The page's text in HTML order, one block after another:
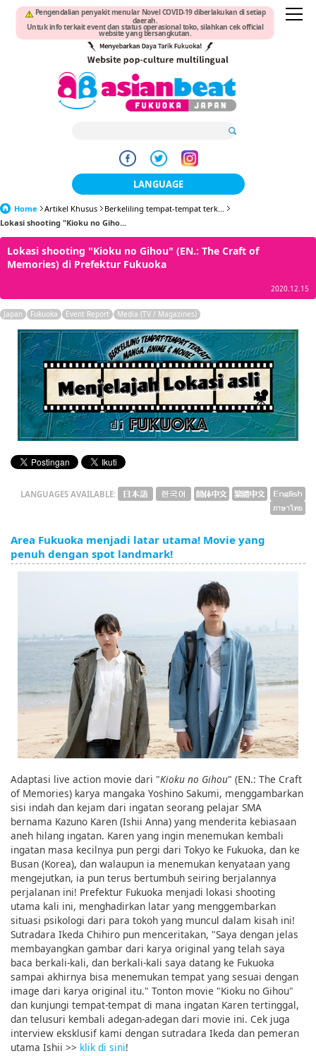
Pengendalian penyakit menular Novel COVID-19 diberlakukan di setiap
daerah.
Untuk info terkait event dan status operasional toko, silahkan cek official
website yang bersangkutan.
LANGUAGE
日本語
한국어
簡体中文
繁體中文
ภาษาไทย
tiéng Viêt
Bahasa Indonesia
Home Artikel Khusus
Berkeliling tempat-tempat terk...
Lokasi shooting "Kioku no Giho...
Lokasi shooting "Kioku no Gihou" (EN.: The Craft of
Memories) di Prefektur Fukuoka
2020.12.15
Japan Fukuoka Event Report Media (TV / Magazines)
LANGUAGES AVAILABLE:
Area Fukuoka menjadi latar utama! Movie yang
penuh dengan spot landmark!
Adaptasi live action movie dari "Kioku no Gihou" (EN.: The Craft
of Memories) karya mangaka Yoshino Sakumi, menggambarkan
sisi indah dan kejam dari ingatan seorang pelajar SMA
bernama Kazuno Karen (Ishii Anna) yang menderita kebiasaan
aneh hilang ingatan. Karen yang ingin menemukan kembali
ingatan masa kecilnya pun pergi dari Tokyo ke Fukuoka, dan ke
Busan (Korea), dan walaupun ia menemukan kenyataan yang
mengejutkan, ia pun terus bertumbuh seiring berjalannya
perjalanan ini! Prefektur Fukuoka menjadi lokasi shooting
utama kali ini, menghadirkan latar yang menggembarkan
situasi psikologi dari para tokoh yang muncul dalam kisah ini!
Sutradara Ikeda Chihiro pun menceritakan, "Saya dengan jelas
membayangkan gambar dari karya original yang telah saya
baca berkali-kali, dan berkali-kali saya datang ke Fukuoka
sampai akhirnya bisa menemukan tempat yang sesuai dengan
image dari karya original itu." Tonton movie "Kioku no Gihou"
dan kunjungi tempat-tempat di mana ingatan Karen tertinggal,
dan telusuri kembali adegan-adegan dari movie ini. Cek juga
interview eksklusif kami dengan sutradara Ikeda dan pemeran
utama Ishii >> klik di sini!